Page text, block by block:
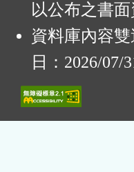
以公布之書面
資料庫內容
日：2026/07/